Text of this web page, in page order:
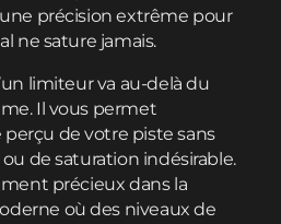
précision extrême pour
ne sature jamais.
limiteur va au-delà du
Il vous permet
de votre piste sans
de saturation indésirable.
précieux dans la
où des niveaux de